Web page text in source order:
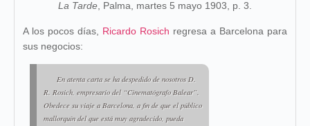
La Tarde , Palma, martes 5 mayo 1903, p. 3.
A los pocos días, Ricardo Rosich regresa a Barcelona para
sus negocios:
En atenta carta se ha despedido de nosotros D.
R. Rosich, empresario del “Cinematógrafo Balear”.
Obedece su viaje a Barcelona, a fin de que el público
mallorquín del que está muy agradecido, pueda